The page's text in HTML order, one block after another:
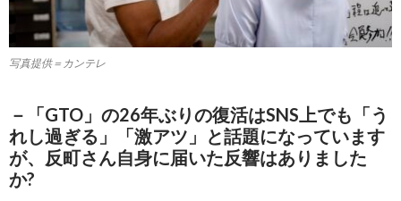
写真提供＝カンテレ
－「GTO」の26年ぶりの復活はSNS上でも「う
れし過ぎる」「激アツ」と話題になっています
が、反町さん自身に届いた反響はありました
か?